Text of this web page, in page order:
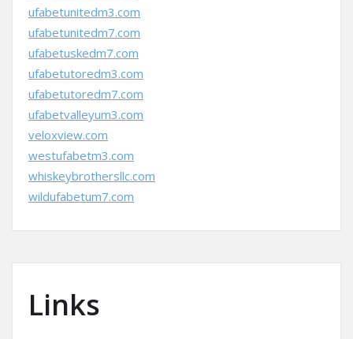
ufabetunitedm3.com
ufabetunitedm7.com
ufabetuskedm7.com
ufabetutoredm3.com
ufabetutoredm7.com
ufabetvalleyum3.com
veloxview.com
westufabetm3.com
whiskeybrothersllc.com
wildufabetum7.com
Links